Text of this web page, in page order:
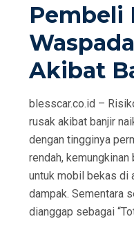
Pembeli
Akibat
blesscar.co.id –
rusak akibat banjir
dengan tingginya
rendah, kemungkinan
untuk mobil bekas di
dampak. Sementara
dianggap sebagai